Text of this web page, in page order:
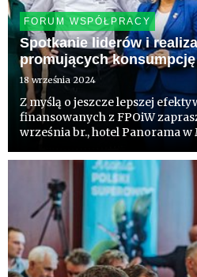
FORUM WSPÓŁPRACY
Spotkanie liderów i
promujących
18 września 2024
Z myślą o jeszcze lepszej
finansowanych z FPOiW
września br., hotel Panorama w
kampanii, realizujących je
partnerskich, agencj...